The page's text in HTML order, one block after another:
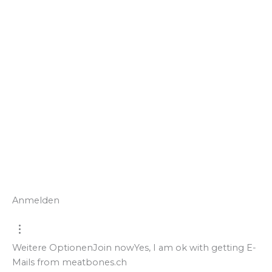
Anmelden
Weitere OptionenJoin nowYes, I am ok with getting E-
Mails from meatbones.ch